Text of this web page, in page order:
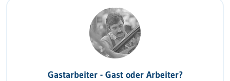
Gastarbeiter - Gast oder Arbeiter?